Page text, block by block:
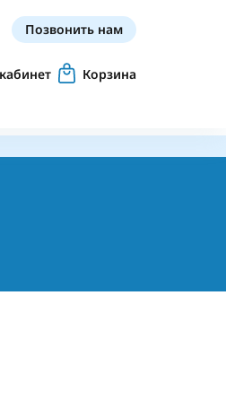
Позвонить нам
Корзина